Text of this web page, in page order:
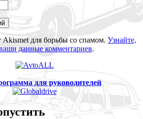
Akismet для борьбы со спамом. Узнайте,
данные комментариев.
для руководителей